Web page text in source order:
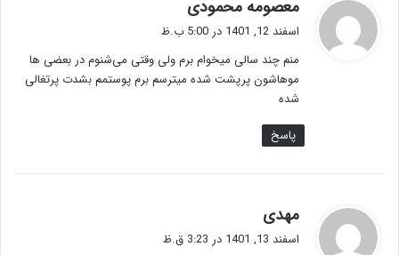
معصومه محمودی
ت
:
اسفند 12, 1401 در 5:00 ب.ظ
منم چند سالی میخوام برم ولی وقتی می‌شنوم در بعضی ها
موهاشون پرپشت شده میترسم برم پوستمم بشدت پرتغالی
شده
پاسخ
مهدی
ف
اسفند 13, 1401 در 3:23 ق.ظ